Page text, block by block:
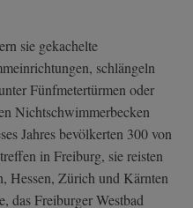
sie gekachelte
schlängeln
Fünfmetertürmen oder
Nichtschwimmerbecken
Jahres bevölkerten 300 von
in Freiburg, sie reisten
Hessen, Zürich und Kärnten
das Freiburger Westbad